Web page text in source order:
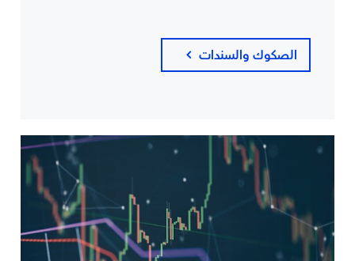
الصكوك والسندات